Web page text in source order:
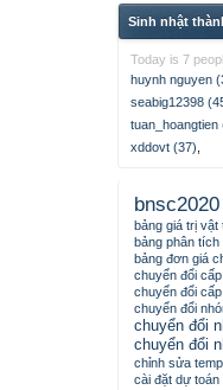
Sinh nhật
Today is 7
huynh nguyen
seabig12398
tuan_hoangtien
xddovt (37)
bnsc2020
bảng giá trị vật
bảng phân
bảng đơn giá
chuyển đổi
chuyển đổi
chuyển đổi
chuyển đổi
chuyển đổi
chỉnh sửa
cài đặt dự toán